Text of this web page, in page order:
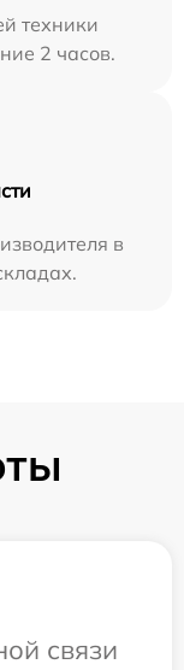
техники
2 часов.
в
связи